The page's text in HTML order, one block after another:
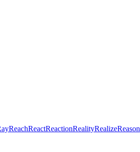
ReachReactReactionRealityRealizeReason